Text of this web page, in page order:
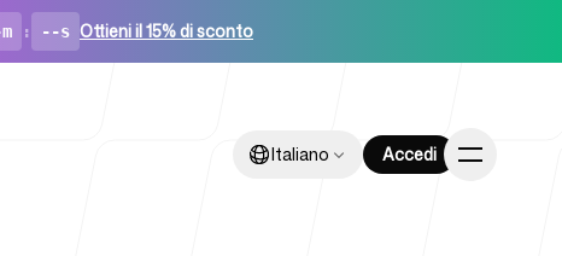
: --s Ottieni il 15% di sconto
Italiano Accedi
Italiano Accedi